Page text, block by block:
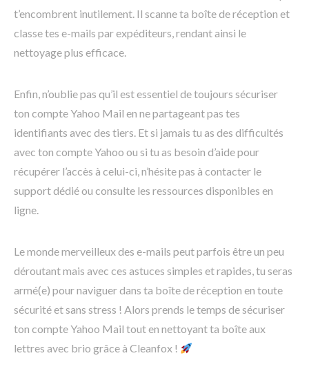
t’encombrent inutilement. Il scanne ta boîte de réception et
classe tes e-mails par expéditeurs, rendant ainsi le
nettoyage plus efficace.
Enfin, n’oublie pas qu’il est essentiel de toujours sécuriser
ton compte Yahoo Mail en ne partageant pas tes
identifiants avec des tiers. Et si jamais tu as des difficultés
avec ton compte Yahoo ou si tu as besoin d’aide pour
récupérer l’accès à celui-ci, n’hésite pas à contacter le
support dédié ou consulte les ressources disponibles en
ligne.
Le monde merveilleux des e-mails peut parfois être un peu
déroutant mais avec ces astuces simples et rapides, tu seras
armé(e) pour naviguer dans ta boîte de réception en toute
sécurité et sans stress ! Alors prends le temps de sécuriser
ton compte Yahoo Mail tout en nettoyant ta boîte aux
lettres avec brio grâce à Cleanfox !